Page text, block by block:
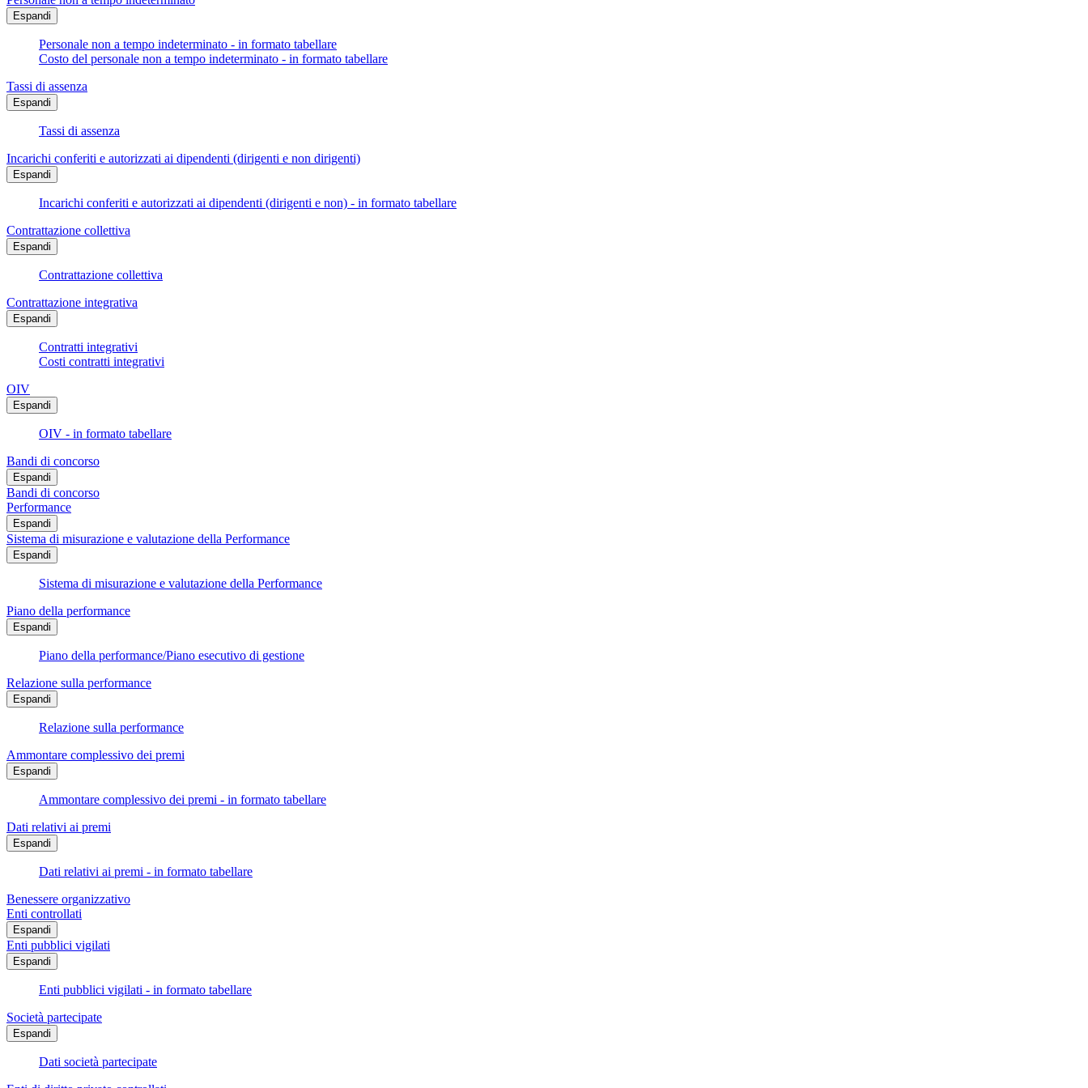
Espandi
Personale non a tempo indeterminato - in formato tabellare
Costo del personale non a tempo indeterminato - in formato tabellare
Tassi di assenza
Espandi
Tassi di assenza
Incarichi conferiti e autorizzati ai dipendenti (dirigenti e non dirigenti)
Espandi
Incarichi conferiti e autorizzati ai dipendenti (dirigenti e non) - in formato tabellare
Contrattazione collettiva
Espandi
Contrattazione collettiva
Contrattazione integrativa
Espandi
Contratti integrativi
Costi contratti integrativi
OIV
Espandi
OIV - in formato tabellare
Bandi di concorso
Espandi
Bandi di concorso
Performance
Espandi
Sistema di misurazione e valutazione della Performance
Espandi
Sistema di misurazione e valutazione della Performance
Piano della performance
Espandi
Piano della performance/Piano esecutivo di gestione
Relazione sulla performance
Espandi
Relazione sulla performance
Ammontare complessivo dei premi
Espandi
Ammontare complessivo dei premi - in formato tabellare
Dati relativi ai premi
Espandi
Dati relativi ai premi - in formato tabellare
Benessere organizzativo
Enti controllati
Espandi
Enti pubblici vigilati
Espandi
Enti pubblici vigilati - in formato tabellare
Società partecipate
Espandi
Dati società partecipate